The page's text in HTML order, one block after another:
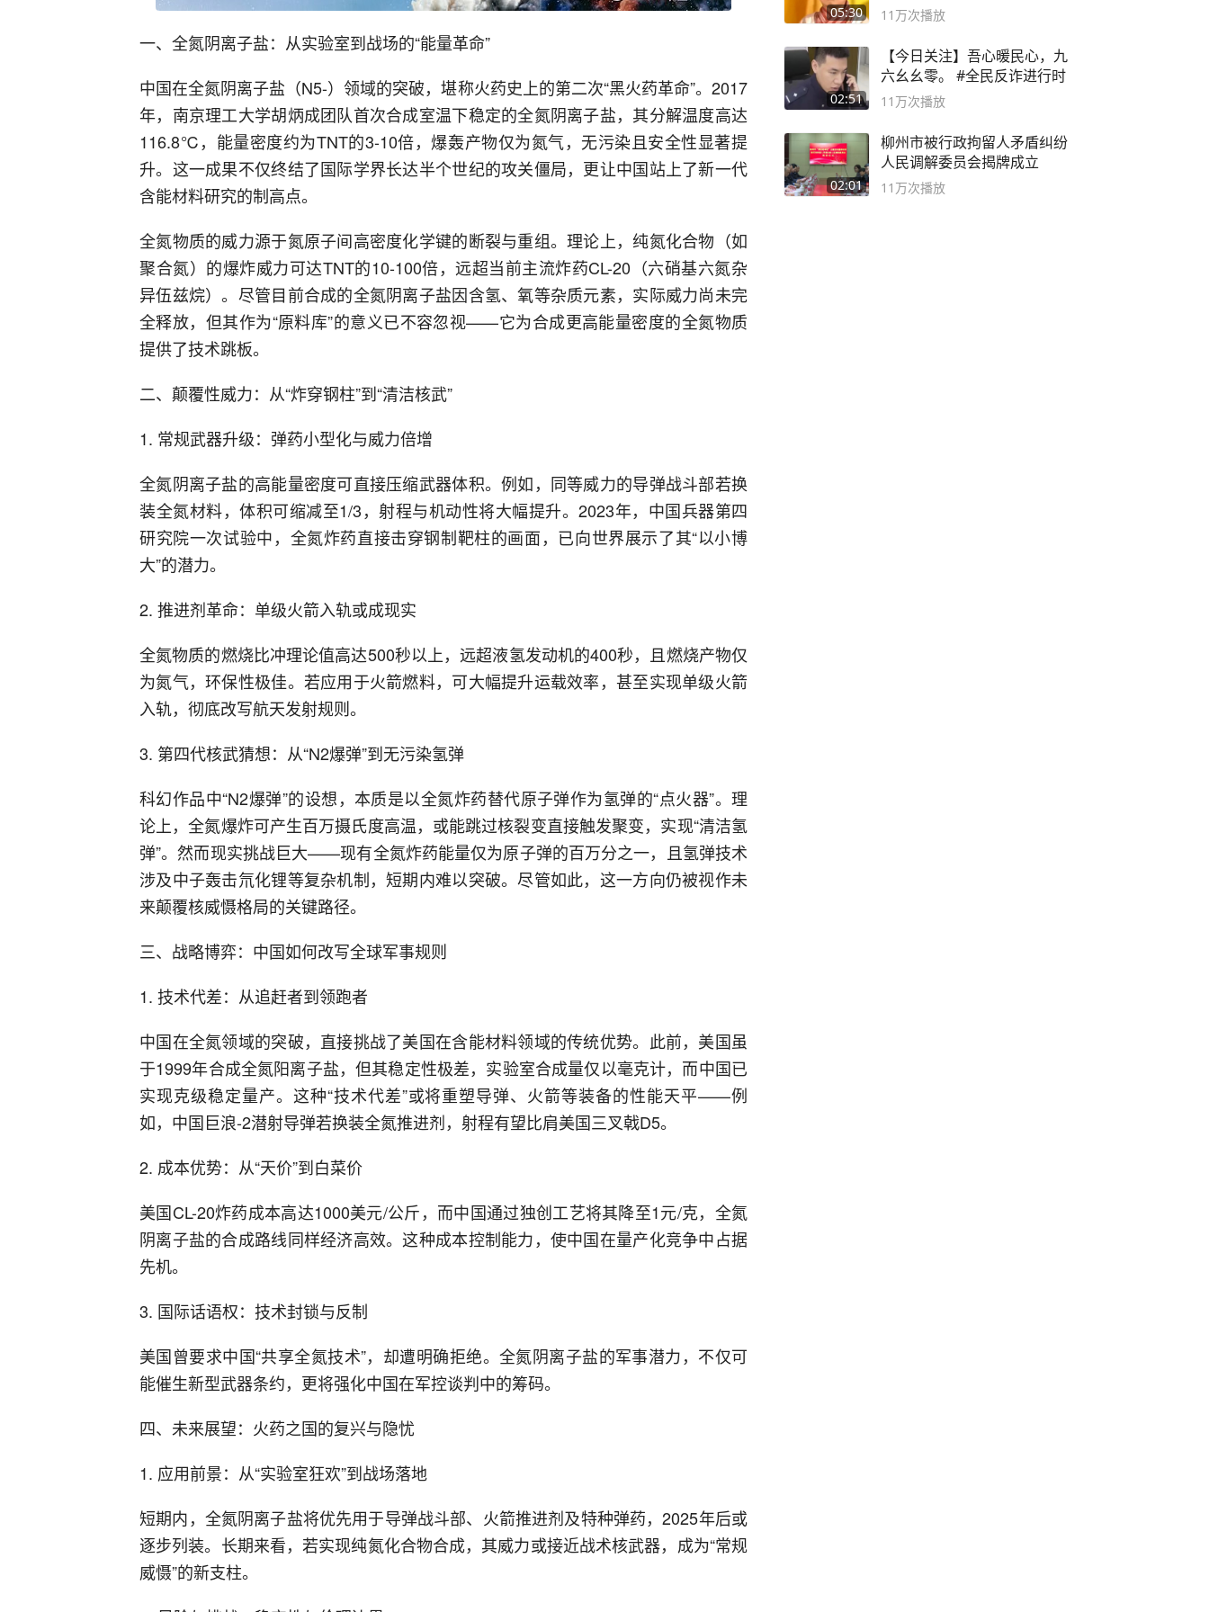
一、全氮阴离子盐：从实验室到战场的“能量革命”
中国在全氮阴离子盐（N5-）领域的突破，堪称火药史上的第二次“黑火药革命”。2017
年，南京理工大学胡炳成团队首次合成室温下稳定的全氮阴离子盐，其分解温度高达
116.8℃，能量密度约为TNT的3-10倍，爆轰产物仅为氮气，无污染且安全性显著提
升。这一成果不仅终结了国际学界长达半个世纪的攻关僵局，更让中国站上了新一代
含能材料研究的制高点。
全氮物质的威力源于氮原子间高密度化学键的断裂与重组。理论上，纯氮化合物（如
聚合氮）的爆炸威力可达TNT的10-100倍，远超当前主流炸药CL-20（六硝基六氮杂
异伍兹烷）。尽管目前合成的全氮阴离子盐因含氢、氧等杂质元素，实际威力尚未完
全释放，但其作为“原料库”的意义已不容忽视——它为合成更高能量密度的全氮物质
提供了技术跳板。
二、颠覆性威力：从“炸穿钢柱”到“清洁核武”
1. 常规武器升级：弹药小型化与威力倍增
全氮阴离子盐的高能量密度可直接压缩武器体积。例如，同等威力的导弹战斗部若换
装全氮材料，体积可缩减至1/3，射程与机动性将大幅提升。2023年，中国兵器第四
研究院一次试验中，全氮炸药直接击穿钢制靶柱的画面，已向世界展示了其“以小博
大”的潜力。
2. 推进剂革命：单级火箭入轨或成现实
全氮物质的燃烧比冲理论值高达500秒以上，远超液氢发动机的400秒，且燃烧产物仅
为氮气，环保性极佳。若应用于火箭燃料，可大幅提升运载效率，甚至实现单级火箭
入轨，彻底改写航天发射规则。
3. 第四代核武猜想：从“N2爆弹”到无污染氢弹
科幻作品中“N2爆弹”的设想，本质是以全氮炸药替代原子弹作为氢弹的“点火器”。理
论上，全氮爆炸可产生百万摄氏度高温，或能跳过核裂变直接触发聚变，实现“清洁氢
弹”。然而现实挑战巨大——现有全氮炸药能量仅为原子弹的百万分之一，且氢弹技术
涉及中子轰击氘化锂等复杂机制，短期内难以突破。尽管如此，这一方向仍被视作未
来颠覆核威慑格局的关键路径。
三、战略博弈：中国如何改写全球军事规则
1. 技术代差：从追赶者到领跑者
中国在全氮领域的突破，直接挑战了美国在含能材料领域的传统优势。此前，美国虽
于1999年合成全氮阳离子盐，但其稳定性极差，实验室合成量仅以毫克计，而中国已
实现克级稳定量产。这种“技术代差”或将重塑导弹、火箭等装备的性能天平——例
如，中国巨浪-2潜射导弹若换装全氮推进剂，射程有望比肩美国三叉戟D5。
2. 成本优势：从“天价”到白菜价
美国CL-20炸药成本高达1000美元/公斤，而中国通过独创工艺将其降至1元/克，全氮
阴离子盐的合成路线同样经济高效。这种成本控制能力，使中国在量产化竞争中占据
先机。
3. 国际话语权：技术封锁与反制
美国曾要求中国“共享全氮技术”，却遭明确拒绝。全氮阴离子盐的军事潜力，不仅可
能催生新型武器条约，更将强化中国在军控谈判中的筹码。
四、未来展望：火药之国的复兴与隐忧
1. 应用前景：从“实验室狂欢”到战场落地
短期内，全氮阴离子盐将优先用于导弹战斗部、火箭推进剂及特种弹药，2025年后或
逐步列装。长期来看，若实现纯氮化合物合成，其威力或接近战术核武器，成为“常规
威慑”的新支柱。
05:30 死
11万次播放
02:51
【今日关注】吾心暖民心，九
六幺幺零。 #全民反诈进行时
11万次播放
02:01
柳州市被行政拘留人矛盾纠纷
人民调解委员会揭牌成立
11万次播放